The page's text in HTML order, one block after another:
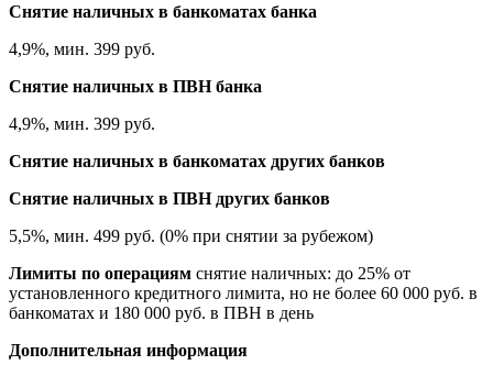
Снятие наличных в банкоматах банка
4,9%, мин. 399 руб.
Снятие наличных в ПВН банка
4,9%, мин. 399 руб.
Снятие наличных в банкоматах других банков
Снятие наличных в ПВН других банков
5,5%, мин. 499 руб. (0% при снятии за рубежом)
Лимиты по операциям снятие наличных: до 25% от
установленного кредитного лимита, но не более 60 000 руб. в
банкоматах и 180 000 руб. в ПВН в день
Дополнительная информация